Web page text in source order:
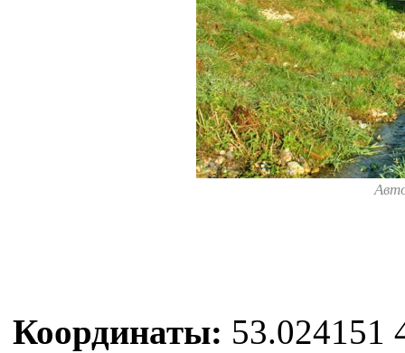
Координаты: 53.024151